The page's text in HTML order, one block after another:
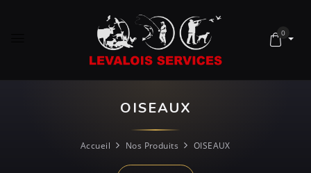
0
OISEAUX
Accueil Nos Produits OISEAUX